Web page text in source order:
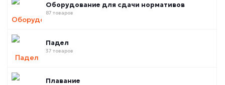
Оборудование для сдачи нормативов
87 товаров
Падел
37 товаров
Плавание